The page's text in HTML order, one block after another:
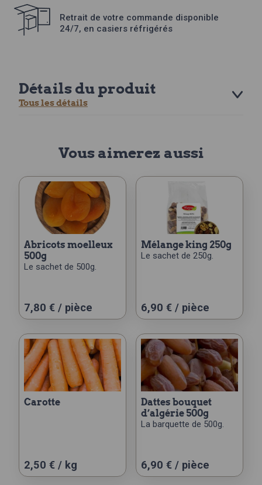
Retrait de votre commande disponible
24/7, en casiers réfrigérés
Détails du produit
Tous les détails
Vous aimerez aussi
abricots moelleux
500g
Le sachet de 500g.
7,80 € / pièce
mélange king 250g
Le sachet de 250g.
6,90 € / pièce
carotte
2,50 € / kg
Ce
produit
dattes bouquet
d’algérie 500g
La barquette de 500g.
6,90 € / pièce